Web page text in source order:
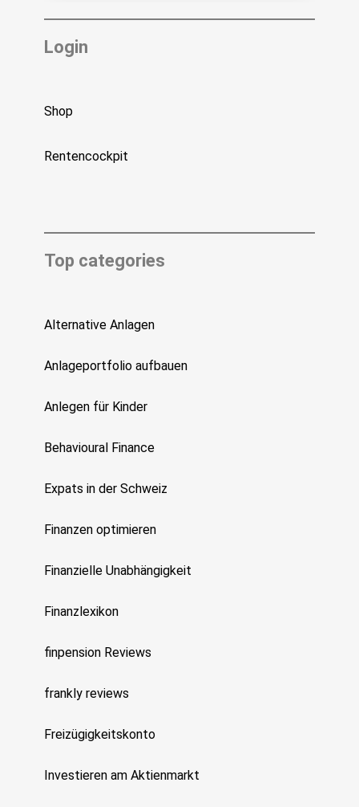
Login
Shop
Rentencockpit
Top categories
Alternative Anlagen
Anlageportfolio aufbauen
Anlegen für Kinder
Behavioural Finance
Expats in der Schweiz
Finanzen optimieren
Finanzielle Unabhängigkeit
Finanzlexikon
finpension Reviews
frankly reviews
Freizügigkeitskonto
Investieren am Aktienmarkt